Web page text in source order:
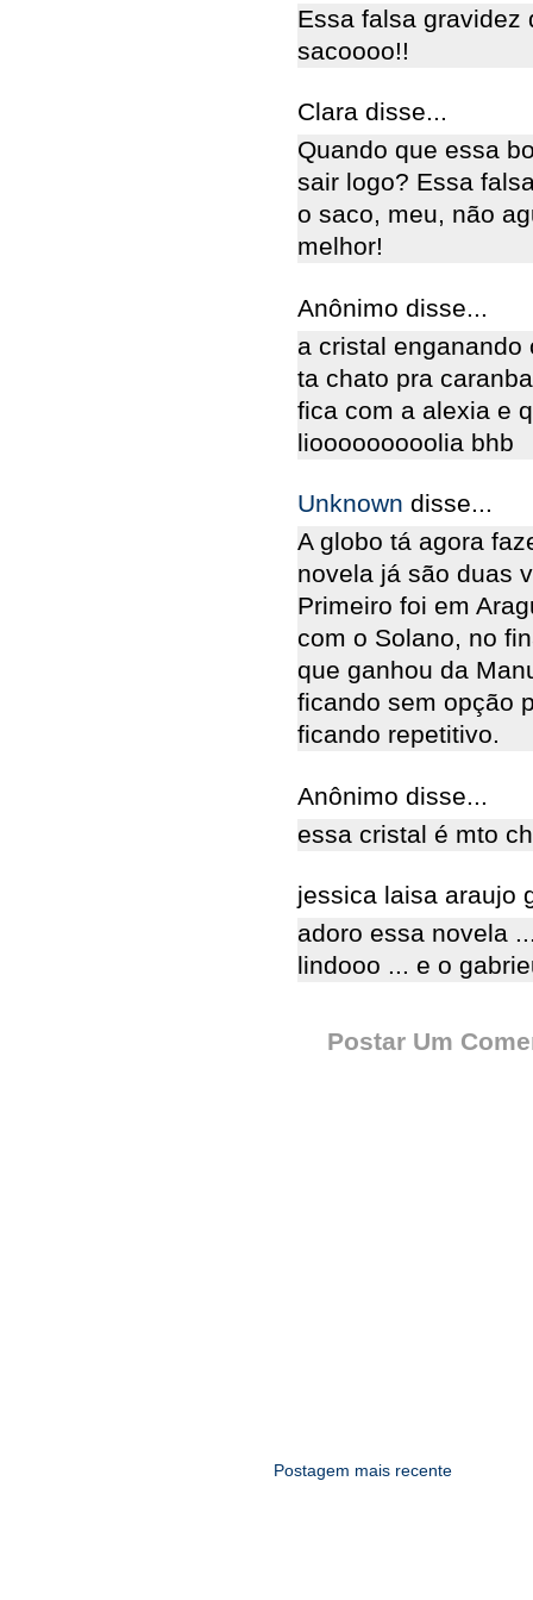
Essa falsa gravidez
sacoooo!!
Clara disse...
Quando que essa
sair logo? Essa
o saco, meu, não
melhor!
Anônimo disse...
a cristal
ta chato pra
fica com a alexia e
liooooooooolia bhb
Unknown disse...
A globo tá agora
novela já são duas
Primeiro foi em
com o Solano, no
que ganhou da
ficando sem opção
ficando repetitivo.
Anônimo disse...
essa cristal é mto
jessica laisa araujo
adoro essa novela
lindooo ... e o
Postar Um
Postagem mais recente